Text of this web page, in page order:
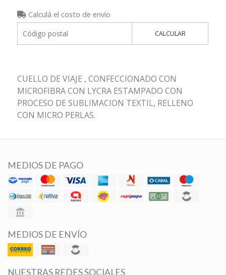
Calculá el costo de envío
CALCULAR
CUELLO DE VIAJE , CONFECCIONADO CON
MICROFIBRA CON LYCRA ESTAMPADO CON
PROCESO DE SUBLIMACION TEXTIL, RELLENO
CON MICRO PERLAS.
MEDIOS DE PAGO
MEDIOS DE ENVÍO
NUESTRAS REDES SOCIALES